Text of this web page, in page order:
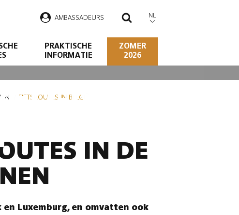
AMBASSADEURS ZOEKEN
NL
PRAKTISCHE
INFORMATIE
ZOMER
2026
FIETSROUTES IN BELGIË
IN DE
Luxemburg, en omvatten ook